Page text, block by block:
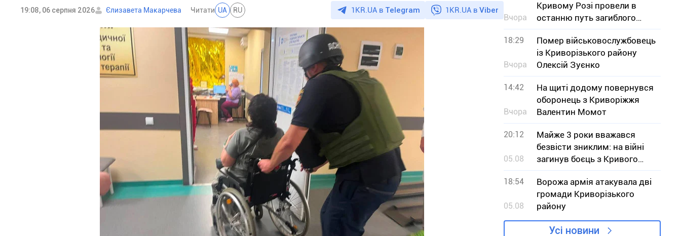
19:08, 06 серпня 2026 Єлизавета Макарчева Читати UA RU 1KR.UA в Telegram 1KR.UA в Viber
Вчора
Кривому Розі провели в
останню путь загиблого
військового Юрія Тісьменка
18:29
Вчора
Помер військовослужбовець
із Криворізького району
Олексій Зуєнко
14:42
Вчора
На щиті додому повернувся
оборонець з Криворіжжя
Валентин Момот
20:12
05.08
Майже 3 роки вважався
безвісти зниклим: на війні
загинув боєць з Кривого
Рогу В`ячеслав Чучмай
18:54
05.08
Ворожа армія атакувала дві
громади Криворізького
району
Усі новини